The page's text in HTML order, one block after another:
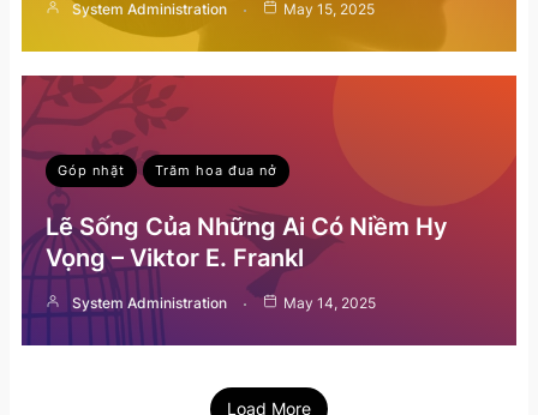
System Administration May 15, 2025
Góp nhặt Trăm hoa đua nở
Lẽ Sống Của Những Ai Có Niềm Hy
Vọng – Viktor E. Frankl
System Administration May 14, 2025
Load More